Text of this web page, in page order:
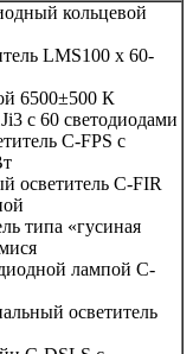
кольцевой
LMS100 х 60-
6500±500 К
с 60 светодиодами
C-FPS с
осветитель C-FIR
типа «гусиная
лампой C-
осветитель